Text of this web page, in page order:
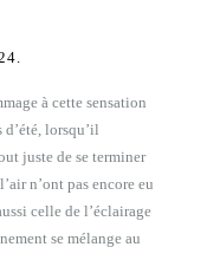
à cette sensation
d’été, lorsqu’il
juste de se terminer
n’ont pas encore eu
celle de l’éclairage
se mélange au